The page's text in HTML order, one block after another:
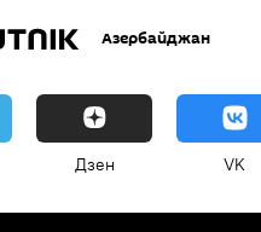
Азербайджан
Дзен VK